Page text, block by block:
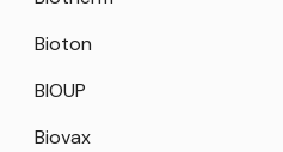
Bioton
BIOUP
Biovax